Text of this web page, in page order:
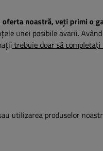
noastră, veți primi o
unei posibile avarii.
trebuie doar să
utilizarea produselor